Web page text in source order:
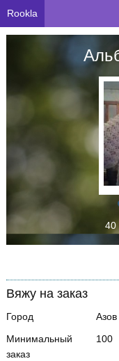
Rookla
40
Вяжу на заказ
Город
Азов
Минимальный
заказ
100